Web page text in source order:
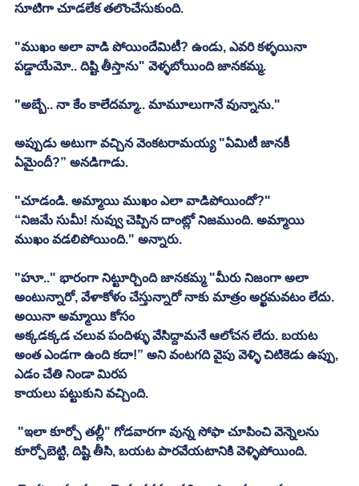
సూటిగా చూడలేక తలొంచేసుకుంది.
"ముఖం అలా వాడి పోయిందేమిటీ? ఉండు, ఎవరి కళ్ళయినా
పడ్డాయేమో.. దిష్టి తీస్తాను" వెళ్ళబోయింది జానకమ్మ.
"అబ్బే.. నా కేం కాలేదమ్మా.. మామూలుగానే వున్నాను."
అప్పుడు అటుగా వచ్చిన వెంకటరామయ్య "ఏమిటీ జానకీ
ఏమైందీ?” అనడిగాడు.
"చూడండి. అమ్మాయి ముఖం ఎలా వాడిపోయిందో?"
“నిజమే సుమీ! నువ్వు చెప్పిన దాంట్లో నిజముంది. అమ్మాయి
ముఖం వడలిపోయింది." అన్నారు.
"హూ.." భారంగా నిట్టూర్చింది జానకమ్మ "మీరు నిజంగా అలా
అంటున్నారో, వేళాకోళం చేస్తున్నారో నాకు మాత్రం అర్ఖమవటం లేదు.
అయినా అమ్మాయి కోసం
అక్కడక్కడ చలువ పందిళ్ళు వేసిద్దామనే ఆలోచన లేదు. బయట
అంత ఎండగా ఉంది కదా!” అని వంటగది వైపు వెళ్ళి చిటికెడు ఉప్పు,
ఎడం చేతి నిండా మిరప
కాయలు పట్టుకుని వచ్చింది.
కూర్చోబెట్టి, దిష్టి తీసి, బయట పారవేయటానికి వెళ్ళిపోయింది.